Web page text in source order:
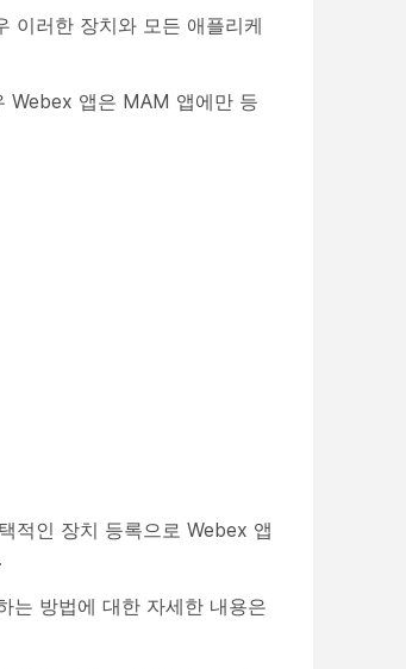
이러한 장치와 모든 애플리케
앱은 MAM 앱에만 등
적인 장치 등록으로 Webex 앱
는 방법에 대한 자세한 내용은